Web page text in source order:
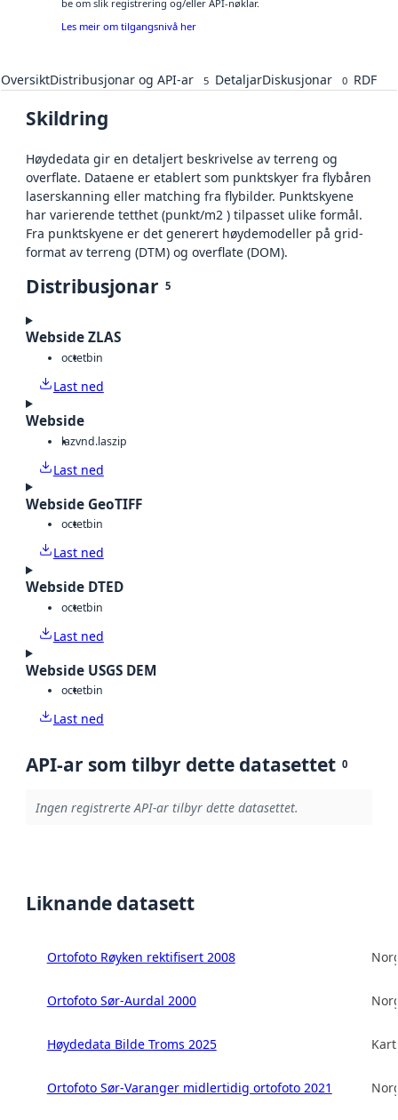
be om slik registrering og/eller API-nøklar.
Les meir om tilgangsnivå her
OversiktDistribusjonar og API-ar 5 DetaljarDiskusjonar 0 RDF
Skildring
Høydedata gir en detaljert beskrivelse av terreng og
overflate. Dataene er etablert som punktskyer fra flybåren
laserskanning eller matching fra flybilder. Punktskyene
har varierende tetthet (punkt/m2 ) tilpasset ulike formål.
Fra punktskyene er det generert høydemodeller på grid-
format av terreng (DTM) og overflate (DOM).
Distribusjonar 5
Webside ZLAS
octetbin
Last ned
Webside
lazvnd.laszip
Last ned
Webside GeoTIFF
octetbin
Last ned
Webside DTED
octetbin
Last ned
Webside USGS DEM
octetbin
Last ned
API-ar som tilbyr dette datasettet 0
Ingen registrerte API-ar tilbyr dette datasettet.
Liknande datasett
Ortofoto Røyken rektifisert 2008
Ortofoto Sør-Aurdal 2000
Høydedata Bilde Troms 2025
Ortofoto Sør-Varanger midlertidig ortofoto 2021